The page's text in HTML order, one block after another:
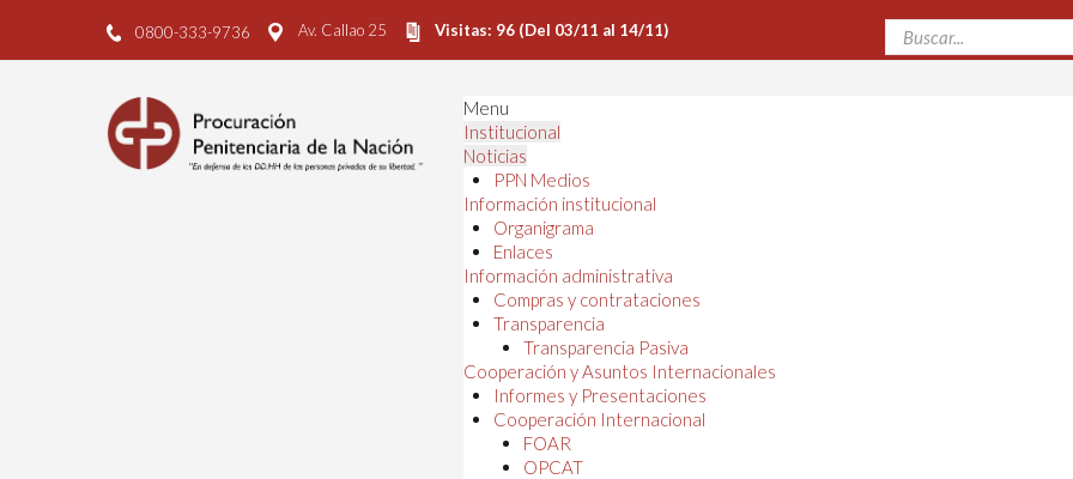
0800-333-9736 Av. Callao 25 Visitas: 96 (Del 03/11 al 14/11)
Menu
Institucional
Noticias
PPN Medios
Información institucional
Organigrama
Enlaces
Información administrativa
Compras y contrataciones
Transparencia
Transparencia Pasiva
Cooperación y Asuntos Internacionales
Informes y Presentaciones
Cooperación Internacional
FOAR
OPCAT